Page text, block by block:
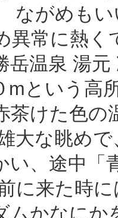
ながめも
異常に熱く
岳温泉 湯
mという高
茶けた色の
大な眺め
い、途中「
に来た時
ムかなにか